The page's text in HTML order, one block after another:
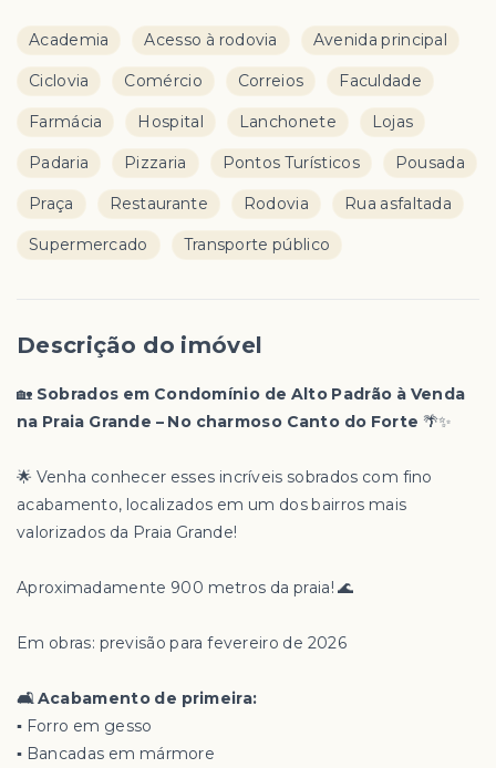
Academia Acesso à rodovia Avenida principal
Ciclovia Comércio Correios Faculdade
Farmácia Hospital Lanchonete Lojas
Padaria Pizzaria Pontos Turísticos Pousada
Praça Restaurante Rodovia Rua asfaltada
Supermercado Transporte público
Descrição do imóvel
🏡 Sobrados em Condomínio de Alto Padrão à Venda
na Praia Grande – No charmoso Canto do Forte 🌴✨
🌟 Venha conhecer esses incríveis sobrados com fino
acabamento, localizados em um dos bairros mais
valorizados da Praia Grande!
Aproximadamente 900 metros da praia! 🌊
Em obras: previsão para fevereiro de 2026
🛋️ Acabamento de primeira:
▪️ Forro em gesso
▪️ Bancadas em mármore